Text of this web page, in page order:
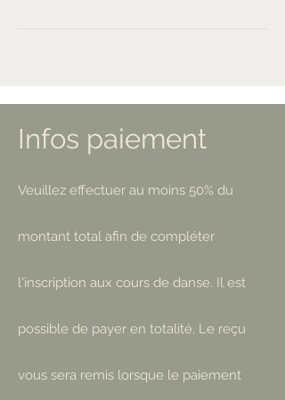
Infos paiement
Veuillez effectuer au moins 50% du
montant total afin de compléter
l'inscription aux cours de danse. Il est
possible de payer en totalité. Le reçu
vous sera remis lorsque le paiement